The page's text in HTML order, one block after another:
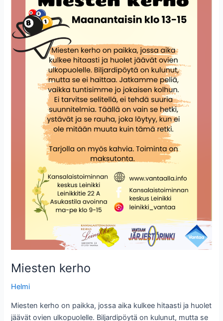
Miesten kerho
Helmi
Miesten kerho on paikka, jossa aika kulkee hitaasti ja huolet
jäävät ovien ulkopuolelle. Biljardipöytä on kulunut, mutta se